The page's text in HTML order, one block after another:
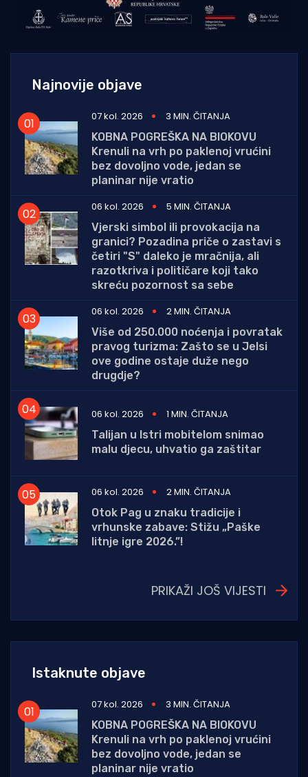
Najnovije objave
07 kol. 2026
3 MIN. ČITANJA
KOBNA POGREŠKA NA BIOKOVU
Krenuli na vrh po paklenoj vrućini
bez dovoljno vode, jedan se
planinar nije vratio
06 kol. 2026
5 MIN. ČITANJA
Vjerski simbol ili provokacija na
granici? Pozadina priče o zastavi s
četiri "S" daleko je mračnija, ali
razotkriva i političare koji tako
skreću pozornost sa sebe
06 kol. 2026
2 MIN. ČITANJA
Više od 250.000 noćenja i povratak
pravog turizma: Zašto se u Jelsi
ove godine ostaje duže nego
drugdje?
06 kol. 2026
1 MIN. ČITANJA
Talijan u Istri mobitelom snimao
malu djecu, uhvatio ga zaštitar
06 kol. 2026
2 MIN. ČITANJA
Otok Pag u znaku tradicije i
vrhunske zabave: Stižu „Paške
litnje igre 2026.”!
PRIKAŽI JOŠ VIJESTI
Istaknute objave
07 kol. 2026
3 MIN. ČITANJA
KOBNA POGREŠKA NA BIOKOVU
Krenuli na vrh po paklenoj vrućini
bez dovoljno vode, jedan se
planinar nije vratio